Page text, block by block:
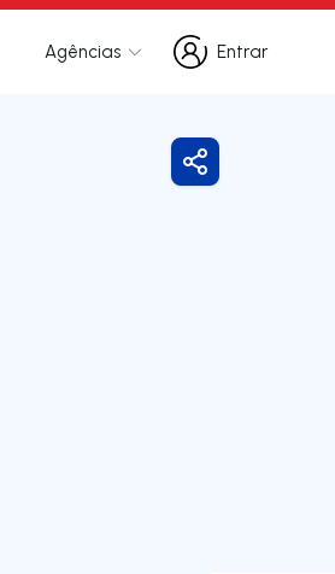
Agências
Entrar
Entrar
Partilhar